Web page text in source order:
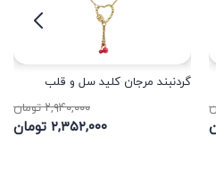
گردنبند مرجان کلید سل و قلب
۲,۹۴۰,۰۰۰ تومان
۲,۳۵۲,۰۰۰ تومان